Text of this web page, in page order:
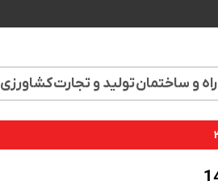
راه و ساختمانتولید و تجارتکشاورزی